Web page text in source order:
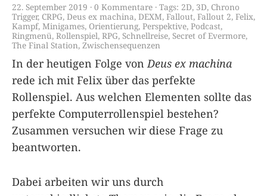
22. September 2019 0 Kommentare Tags: 2D, 3D, Chrono
Trigger, CRPG, Deus ex machina, DEXM, Fallout, Fallout 2, Felix,
Kampf, Minigames, Orientierung, Perspektive, Podcast,
Ringmenü, Rollenspiel, RPG, Schnellreise, Secret of Evermore,
The Final Station, Zwischensequenzen
In der heutigen Folge von Deus ex machina
rede ich mit Felix über das perfekte
Rollenspiel. Aus welchen Elementen sollte das
perfekte Computerrollenspiel bestehen?
Zusammen versuchen wir diese Frage zu
beantworten.
Dabei arbeiten wir uns durch